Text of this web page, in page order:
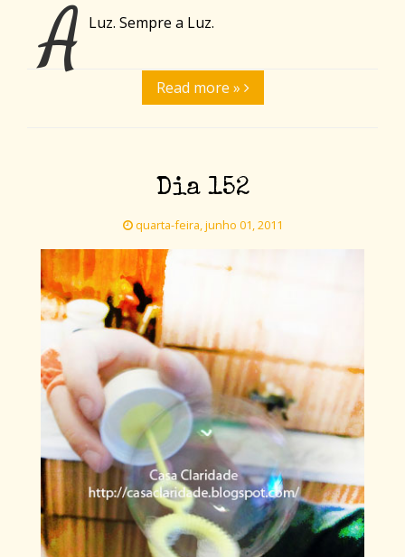
A Luz. Sempre a Luz.
Read more »
Dia 152
quarta-feira, junho 01, 2011